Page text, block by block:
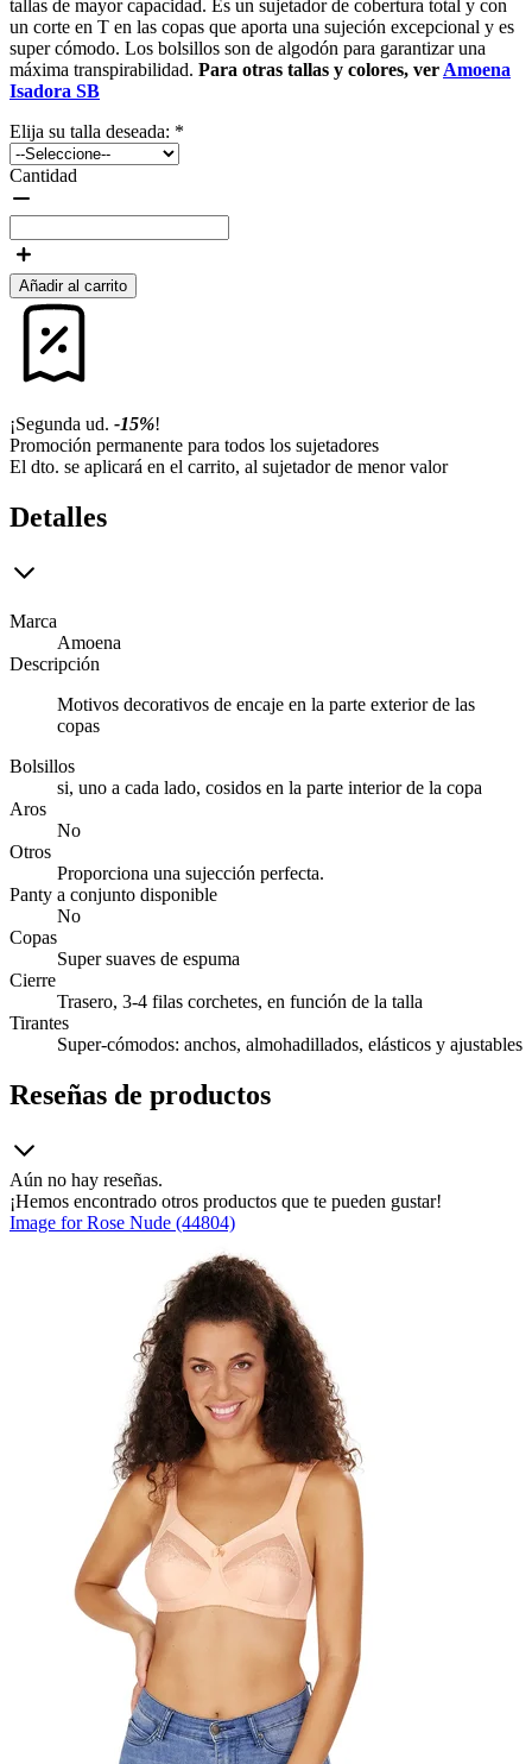
tallas de mayor capacidad. Es un sujetador de cobertura total y con
un corte en T en las copas que aporta una sujeción excepcional y es
super cómodo. Los bolsillos son de algodón para garantizar una
máxima transpirabilidad. Para otras tallas y colores, verAmoena
Isadora SB
Elija su talla deseada: *
Cantidad
Añadir al carrito
¡Segunda ud. -15%!
Promoción permanente para todos los sujetadores
El dto. se aplicará en el carrito, al sujetador de menor valor
Detalles
Marca
Amoena
Descripción
Motivos decorativos de encaje en la parte exterior de las
copas
Bolsillos
si, uno a cada lado, cosidos en la parte interior de la copa
Aros
No
Otros
Proporciona una sujección perfecta.
Panty a conjunto disponible
No
Copas
Super suaves de espuma
Cierre
Trasero, 3-4 filas corchetes, en función de la talla
Tirantes
Super-cómodos: anchos, almohadillados, elásticos y ajustables
Reseñas de productos
Aún no hay reseñas.
¡Hemos encontrado otros productos que te pueden gustar!
Image for Rose Nude (44804)